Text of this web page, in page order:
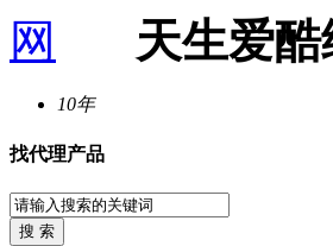
天生爱
10年
找代理产品